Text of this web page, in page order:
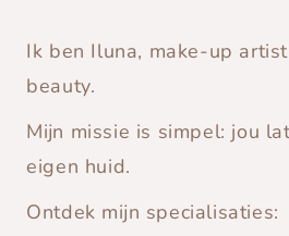
Ik ben Iluna, make-up
beauty.
Mijn missie is simpel: jou
eigen huid.
Ontdek mijn specialisaties: